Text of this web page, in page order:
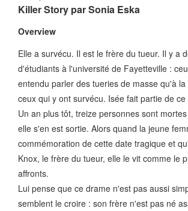
Killer Story par Sonia Eska
Overview
Elle a survécu. Il est le frère du tueur. Il y a
d'étudiants à l'université de Fayetteville :
entendu parler des tueries de masse qu'à
ceux qui y ont survécu. Isée fait partie de
Un an plus tôt, treize personnes sont
elle s'en est sortie. Alors quand la jeune
commémoration de cette date tragique et
Knox, le frère du tueur, elle le vit comme le
affronts.
Lui pense que ce drame n'est pas aussi
semblent le croire : son frère n'est pas né